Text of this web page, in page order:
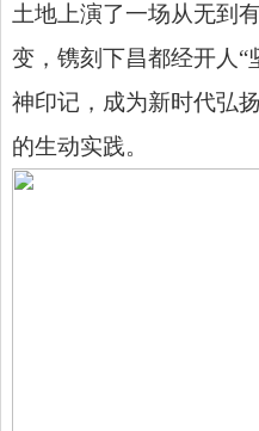
土地上演了一场从无到
变，镌刻下昌都经开人“
神印记，成为新时代弘
的生动实践。